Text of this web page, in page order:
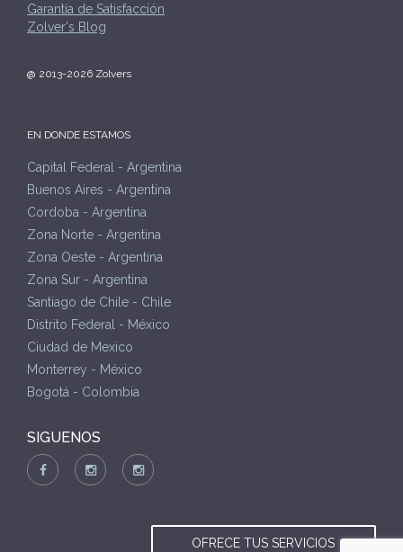
Garantía de Satisfacción
Zolver's Blog
@ 2013-2026 Zolvers
EN DONDE ESTAMOS
Capital Federal - Argentina
Buenos Aires - Argentina
Cordoba - Argentina
Zona Norte - Argentina
Zona Oeste - Argentina
Zona Sur - Argentina
Santiago de Chile - Chile
Distrito Federal - México
Ciudad de Mexico
Monterrey - México
Bogotá - Colombia
SIGUENOS
OFRECE TUS SERVICIOS